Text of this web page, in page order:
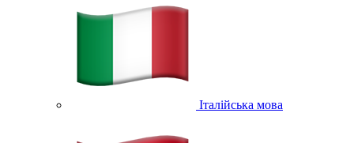
Італійська мова